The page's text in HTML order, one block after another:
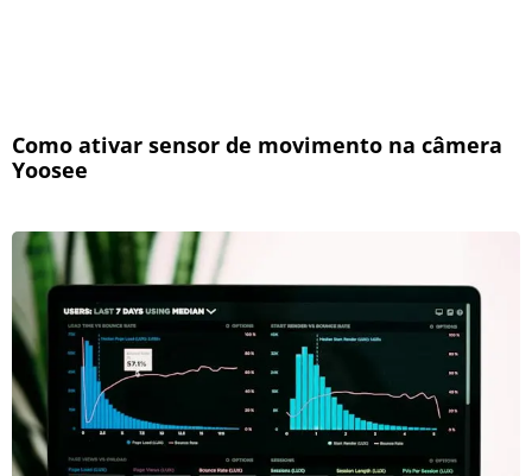
Como ativar sensor de movimento na câmera
Yoosee